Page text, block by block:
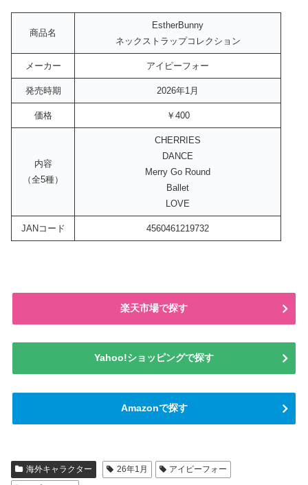
商品名
EstherBunny
ネックストラップコレクション
メーカー アイピーフォー
発売時期 2026年1月
価格 ￥400
内容
（全5種）
CHERRIES
DANCE
Merry Go Round
Ballet
LOVE
JANコード 4560461219732
楽天市場で探す
Yahoo!ショッピングで探す
Amazonで探す
海外キャラクター 26年1月
アイピーフォー